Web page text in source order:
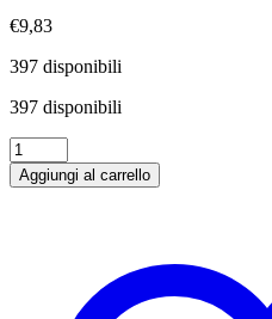
€9,83
397 disponibili
397 disponibili
Grillo
Sicilia
DOC
Aggiungi al carrello